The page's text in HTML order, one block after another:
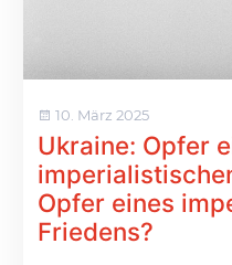
10. März 2025
Ukraine: Opfer
Opfer eines
Friedens?